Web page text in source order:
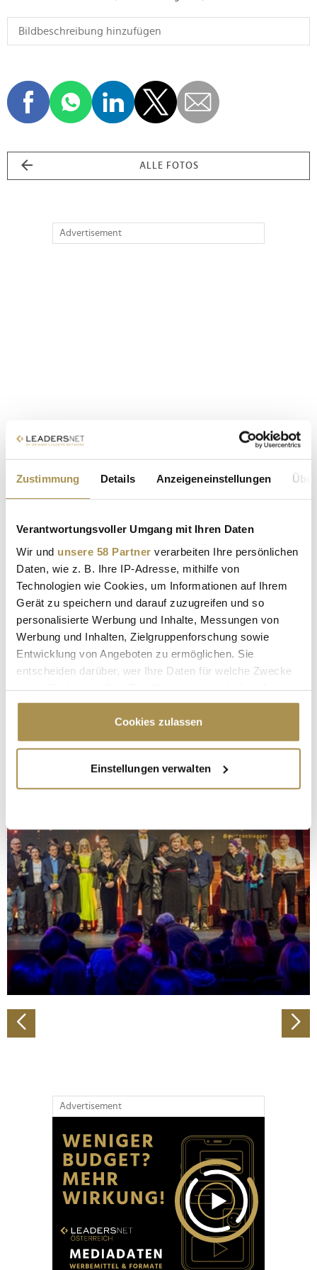
Zustimmung Details Anzeigeneinstellungen
Verantwortungsvoller Umgang mit Ihren Daten
Wir und unsere 58 Partner verarbeiten Ihre persönlichen
Daten, wie z. B. Ihre IP-Adresse, mithilfe von
Technologien wie Cookies, um Informationen auf Ihrem
Gerät zu speichern und darauf zuzugreifen und so
personalisierte Werbung und Inhalte, Messungen von
Werbung und Inhalten, Zielgruppenforschung sowie
Entwicklung von Angeboten zu ermöglichen. Sie
entscheiden darüber, wer Ihre Daten für welche Zwecke
Cookie-Erklärung oder durch Klicken auf das Privacy
Trigger Symbol ändern oder widerrufen
Informationen über Ihre geografische Lage
erfassen, welche bis auf einige Meter genau sein
bestimmten Merkmalen (Fingerprinting) identifizieren
Erfahren Sie mehr darüber, wie Ihre persönlichen Daten
verarbeitet werden, und legen Sie Ihre Präferenzen im
Abschnitt Einzelheitenfest.
Wir verwenden Cookies, um Inhalte und Anzeigen zu
personalisieren, Funktionen für soziale Medien anbieten
zu können und die Zugriffe auf unsere Website zu
analysieren. Außerdem geben wir Informationen zu Ihrer
Verwendung unserer Website an unsere Partner für
soziale Medien, Werbung und Analysen weiter. Unsere
Partner führen diese Informationen möglicherweise mit
Cookies zulassen
Einstellungen verwalten
ALLE FOTOS
Advertisement
Advertisement